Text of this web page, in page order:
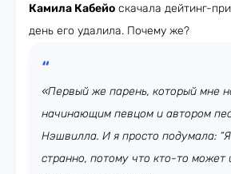
Камила Кабейо скачала дейтинг-
день его удалила. Почему же?
«Первый же парень, который мне
начинающим певцом и автором
Нэшвилла. И я просто подумала:
странно, потому что кто-то может